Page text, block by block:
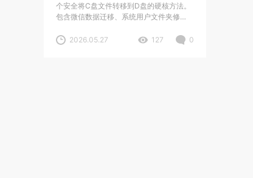
个安全将C盘文件转移到D盘的硬核方法。
包含微信数据迁移、系统用户文件夹修
器，让系统盘暴瘦50G！
2026.05.27 127 0